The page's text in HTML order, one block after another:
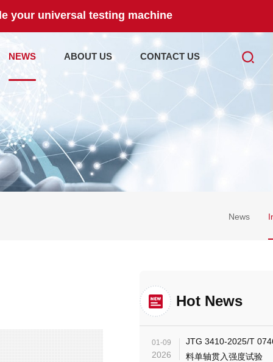
your universal testing machine
NEWS ABOUT US CONTACT US
News
Hot News
01-09
2026
JTG 3410-2025/T
料单轴贯入强度试验